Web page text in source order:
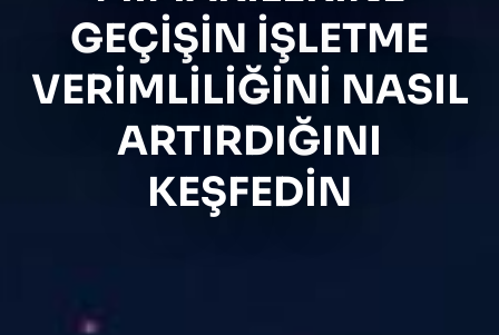
GEÇIŞIN IŞLETME
VERIMLILIĞINI NASIL
ARTIRDIĞINI
KEŞFEDIN